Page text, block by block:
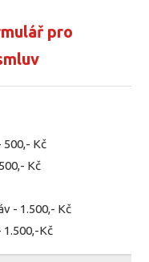
pro
Kč
Kč
- 1.500,- Kč
Kč